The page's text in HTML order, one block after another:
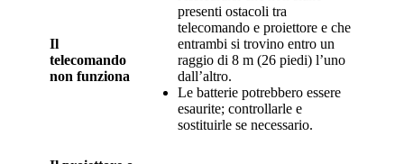
Il
telecomando
non funziona
presenti ostacoli tra
telecomando e proiettore e che
entrambi si trovino entro un
raggio di 8 m (26 piedi) l’uno
dall’altro.
Le batterie potrebbero essere
esaurite; controllarle e
sostituirle se necessario.